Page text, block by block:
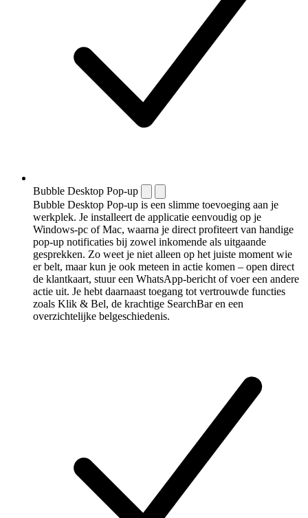
Bubble Desktop Pop-up
Bubble Desktop Pop-up is een slimme toevoeging aan je
werkplek. Je installeert de applicatie eenvoudig op je
Windows-pc of Mac, waarna je direct profiteert van handige
pop-up notificaties bij zowel inkomende als uitgaande
gesprekken. Zo weet je niet alleen op het juiste moment wie
er belt, maar kun je ook meteen in actie komen – open direct
de klantkaart, stuur een WhatsApp-bericht of voer een andere
actie uit. Je hebt daarnaast toegang tot vertrouwde functies
zoals Klik & Bel, de krachtige SearchBar en een
overzichtelijke belgeschiedenis.